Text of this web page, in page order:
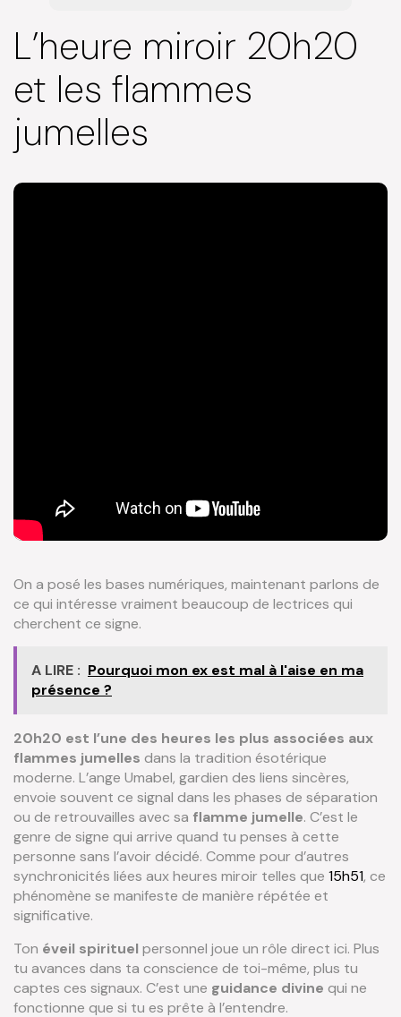
L’heure miroir 20h20
et les flammes
jumelles
On a posé les bases numériques, maintenant parlons de
ce qui intéresse vraiment beaucoup de lectrices qui
cherchent ce signe.
A LIRE : Pourquoi mon ex est mal à l'aise en ma
présence ?
20h20 est l’une des heures les plus associées aux
flammes jumelles dans la tradition ésotérique
moderne. L’ange Umabel, gardien des liens sincères,
envoie souvent ce signal dans les phases de séparation
ou de retrouvailles avec sa flamme jumelle. C’est le
genre de signe qui arrive quand tu penses à cette
personne sans l’avoir décidé. Comme pour d’autres
synchronicités liées aux heures miroir telles que 15h51, ce
phénomène se manifeste de manière répétée et
significative.
Ton éveil spirituel personnel joue un rôle direct ici. Plus
tu avances dans ta conscience de toi-même, plus tu
captes ces signaux. C’est une guidance divine qui ne
fonctionne que si tu es prête à l’entendre.